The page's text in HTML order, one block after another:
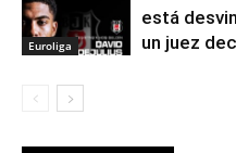
Euroliga
está
un juez